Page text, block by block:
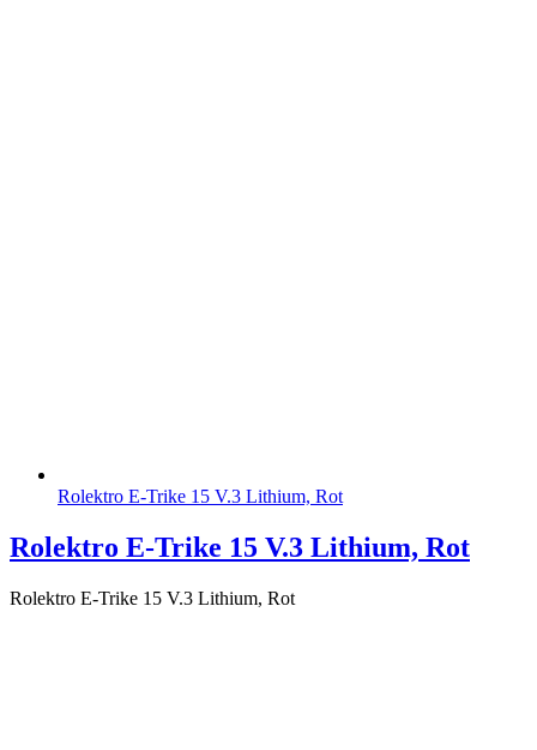
Rolektro E-Trike 15 V.3 Lithium, Rot
Rolektro E-Trike 15 V.3 Lithium, Rot
Rolektro E-Trike 15 V.3 Lithium, Rot